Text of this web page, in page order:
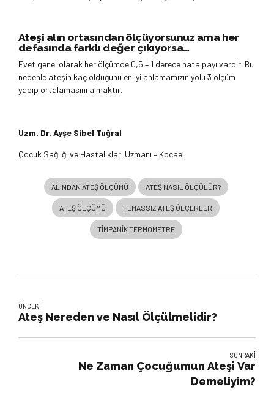
Ateşi alın ortasından ölçüyorsunuz ama her
defasında farklı değer çıkıyorsa…
Evet genel olarak her ölçümde 0,5 – 1 derece hata payı vardır. Bu
nedenle ateşin kaç olduğunu en iyi anlamamızın yolu 3 ölçüm
yapıp ortalamasını almaktır.
Uzm. Dr. Ayşe Sibel Tuğral
Çocuk Sağlığı ve Hastalıkları Uzmanı – Kocaeli
ALINDAN ATEŞ ÖLÇÜMÜ ATEŞ NASIL ÖLÇÜLÜR?
ATEŞ ÖLÇÜMÜ TEMASSIZ ATEŞ ÖLÇERLER
TIMPANIK TERMOMETRE
ÖNCEKI
Ateş Nereden ve Nasıl Ölçülmelidir?
SONRAKI
Ne Zaman Çocuğumun Ateşi Var
Demeliyim?